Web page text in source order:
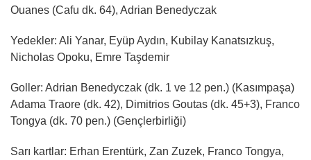
Ouanes (Cafu dk. 64), Adrian Benedyczak
Yedekler: Ali Yanar, Eyüp Aydın, Kubilay Kanatsızkuş,
Nicholas Opoku, Emre Taşdemir
Goller: Adrian Benedyczak (dk. 1 ve 12 pen.) (Kasımpaşa)
Adama Traore (dk. 42), Dimitrios Goutas (dk. 45+3), Franco
Tongya (dk. 70 pen.) (Gençlerbirliği)
Sarı kartlar: Erhan Erentürk, Zan Zuzek, Franco Tongya,